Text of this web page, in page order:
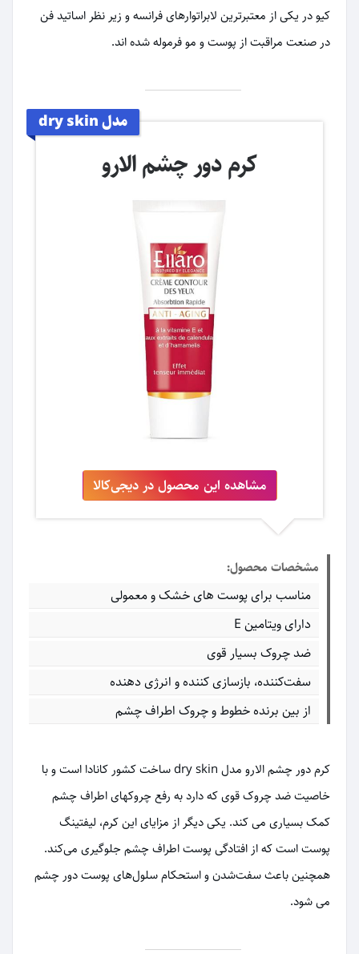
کیو در یکی از معتبرترین لابراتوارهای فرانسه و زیر نظر اساتید فن
در صنعت مراقبت از پوست و مو فرموله شده اند.
مدل dry skin
کرم دور چشم الارو
مشاهده این محصول در دیجی‌کالا
مشخصات محصول:
مناسب برای پوست های خشک و معمولی
دارای ویتامین E
ضد چروک بسیار قوی
سفت‌کننده، بازسازی‎ کننده و انرژی‏ دهنده
از بین برنده خطوط و چروک اطراف چشم
کرم دور چشم الارو مدل dry skin ساخت کشور کانادا است و با
خاصیت ضد چروک قوی که دارد به رفع چروکهای اطراف چشم
کمک بسیاری می کند. یکی دیگر از مزایای این کرم، لیفتینگ
پوست است که از افتادگی پوست اطراف چشم جلوگیری می‌کند.
همچنین باعث سفت‌شدن و استحکام سلول‌های پوست دور چشم
می شود.